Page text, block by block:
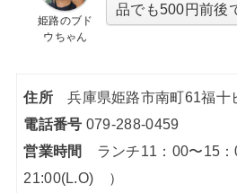
姫路のブド
ウちゃん
品でも500円前後
住所兵庫県姫路市南町61福
電話番号 079-288-0459
営業時間
ランチ11：00〜15：
21:00(L.O) ）